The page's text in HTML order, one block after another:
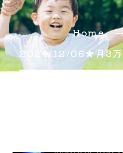
Home
2024/12/06★月3万